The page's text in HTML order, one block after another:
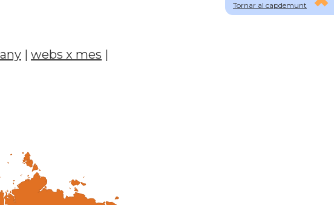
Tornar al capdemunt
| webs x mes |